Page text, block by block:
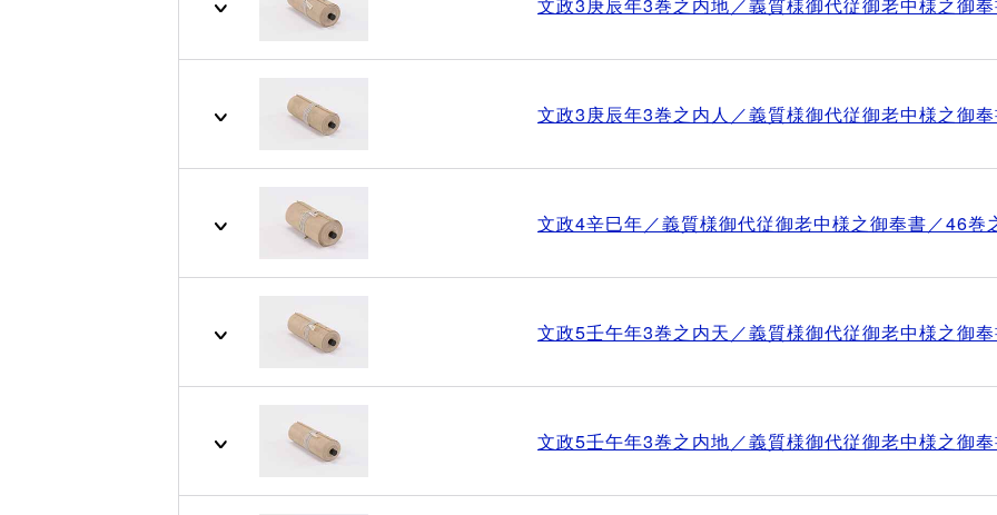
文政3庚辰年3巻之内人／義質様御代従御老中様之御
文政4辛巳年／義質様御代従御老中様之御奉書／46巻
文政5壬午年3巻之内天／義質様御代従御老中様之御
文政5壬午年3巻之内地／義質様御代従御老中様之御